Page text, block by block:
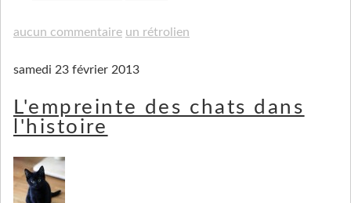
aucun commentaire un rétrolien
samedi 23 février 2013
L'empreinte des chats dans
l'histoire